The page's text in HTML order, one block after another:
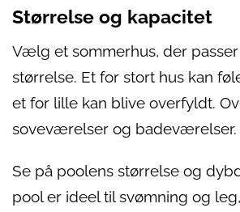
Størrelse og kapacitet
Vælg et sommerhus, der
størrelse. Et for stort hus kan
et for lille kan blive overfyldt.
soveværelser og badeværelser.
Se på poolens størrelse og
pool er ideel til svømning og